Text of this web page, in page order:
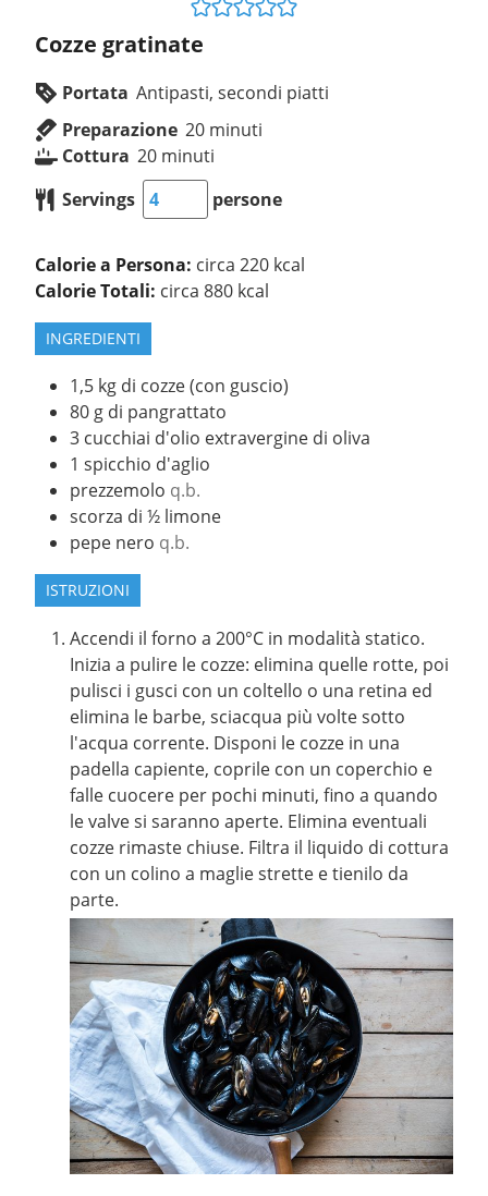
Cozze gratinate
Portata Antipasti, secondi piatti
Preparazione 20 minuti
Cottura 20 minuti
Servings
persone
Calorie a Persona: circa 220 kcal
Calorie Totali: circa 880 kcal
INGREDIENTI
1,5 kg di cozze (con guscio)
80g di pangrattato
3 cucchiai d'olio extravergine di oliva
1 spicchio d'aglio
prezzemolo q.b.
scorza di ½ limone
pepe nero q.b.
ISTRUZIONI
Accendi il forno a 200°C in modalità statico.
Inizia a pulire le cozze: elimina quelle rotte, poi
pulisci i gusci con un coltello o una retina ed
elimina le barbe, sciacqua più volte sotto
l'acqua corrente. Disponi le cozze in una
padella capiente, coprile con un coperchio e
falle cuocere per pochi minuti, fino a quando
le valve si saranno aperte. Elimina eventuali
cozze rimaste chiuse. Filtra il liquido di cottura
con un colino a maglie strette e tienilo da
parte.